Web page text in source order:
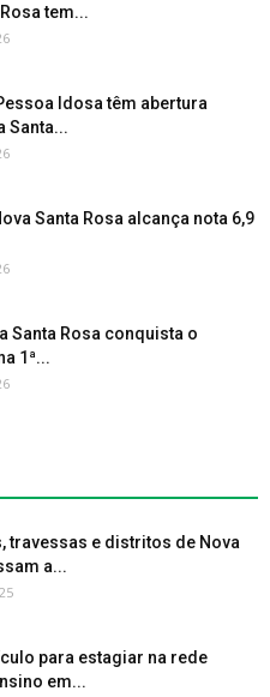
tem...
Idosa têm abertura
Santa...
Santa Rosa alcança nota 6,9
Santa Rosa conquista o
1ª...
travessas e distritos de Nova
a...
para estagiar na rede
em...